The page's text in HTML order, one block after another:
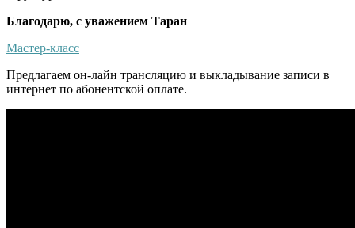
Благодарю, с уважением Таран
Мастер-класс
Предлагаем он-лайн трансляцию и выкладывание записи в
интернет по абонентской оплате.